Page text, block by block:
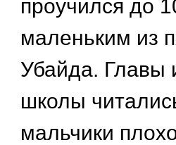
проучился до
маленьким из
Убайда. Главы
школы
мальчики